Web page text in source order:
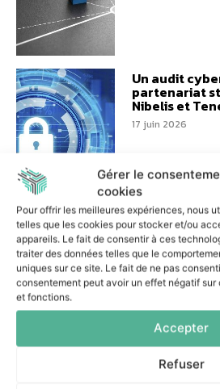
Gérer le
cookies
Pour offrir les meilleures expériences, nous
telles que les cookies pour stocker et/ou
appareils. Le fait de consentir à ces
traiter des données telles que le
uniques sur ce site. Le fait de ne pas
consentement peut avoir un effet négatif
et fonctions.
Accepter
Refuser
Un audit
partenariat
Nibelis et
17 juin 2026
Serious
ciblées : la
la Ville de
16 juin 2026